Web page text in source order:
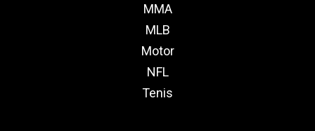
MMA
MLB
Motor
NFL
Tenis